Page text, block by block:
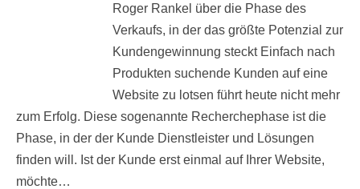
Roger Rankel über die Phase des
Verkaufs, in der das größte Potenzial zur
Kundengewinnung steckt Einfach nach
Produkten suchende Kunden auf eine
Website zu lotsen führt heute nicht mehr
zum Erfolg. Diese sogenannte Recherchephase ist die
Phase, in der der Kunde Dienstleister und Lösungen
finden will. Ist der Kunde erst einmal auf Ihrer Website,
möchte…